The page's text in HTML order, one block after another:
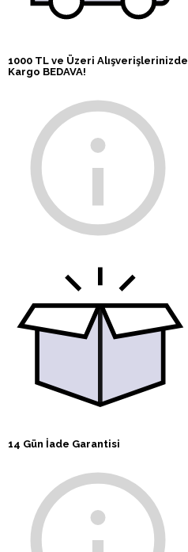
1000 TL ve Üzeri Alışverişlerinizde
Kargo BEDAVA!
14 Gün İade Garantisi